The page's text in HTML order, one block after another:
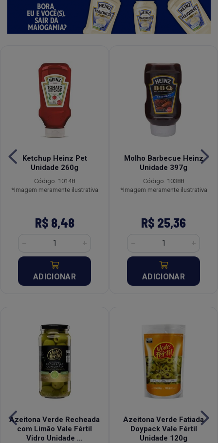
Ketchup Heinz Pet
Unidade 260g
Código: 10148
*Imagem meramente ilustrativa
R$ 8,48
ADICIONAR
Molho Barbecue Heinz
Unidade 397g
Código: 10388
*Imagem meramente ilustrativa
R$ 25,36
ADICIONAR
Azeitona Verde Recheada
com Limão Vale Fértil
Vidro Unidade ...
Azeitona Verde Fatiada
Doypack Vale Fértil
Unidade 120g